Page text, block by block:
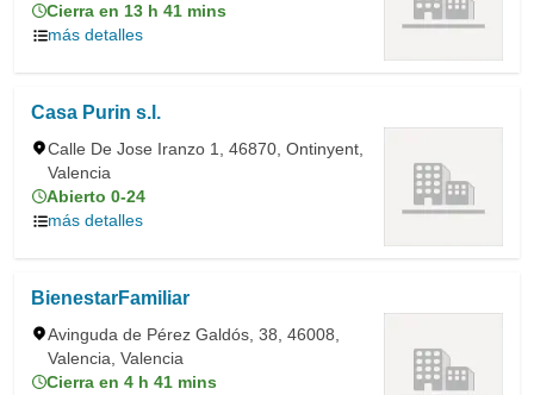
Cierra en 13 h 41 mins
más detalles
Casa Purin s.l.
Calle De Jose Iranzo 1, 46870, Ontinyent,
Valencia
Abierto 0-24
más detalles
BienestarFamiliar
Avinguda de Pérez Galdós, 38, 46008,
Valencia, Valencia
Cierra en 4 h 41 mins